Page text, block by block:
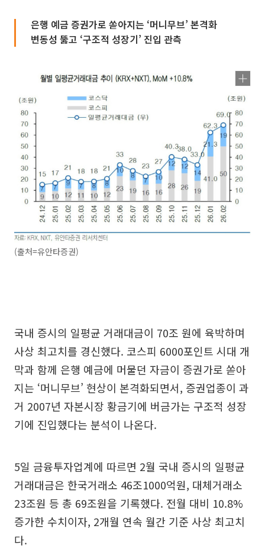
은행 예금 증권가로 쏟아지는 ‘머니무브’ 본격화
변동성 뚫고 ‘구조적 성장기’ 진입 관측
(출처=유안타증권)
국내 증시의 일평균 거래대금이 70조 원에 육박하며
사상 최고치를 경신했다. 코스피 6000포인트 시대 개
막과 함께 은행 예금에 머물던 자금이 증권가로 쏟아
지는 ‘머니무브’ 현상이 본격화되면서, 증권업종이 과
거 2007년 자본시장 황금기에 버금가는 구조적 성장
기에 진입했다는 분석이 나온다.
5일 금융투자업계에 따르면 2월 국내 증시의 일평균
거래대금은 한국거래소 46조1000억원, 대체거래소
23조원 등 총 69조원을 기록했다. 전월 대비 10.8%
증가한 수치이자, 2개월 연속 월간 기준 사상 최고치
다.